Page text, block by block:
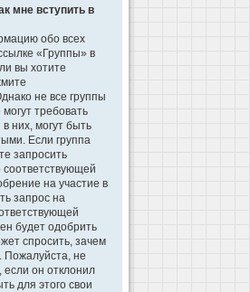
мне вступить в
обо всех
«Группы» в
вы хотите
не все группы
требовать
них, могут быть
Если группа
запросить
соответствующей
на участие в
запрос на
будет одобрить
спросить, зачем
Пожалуйста, не
если он отклонил
для этого свои